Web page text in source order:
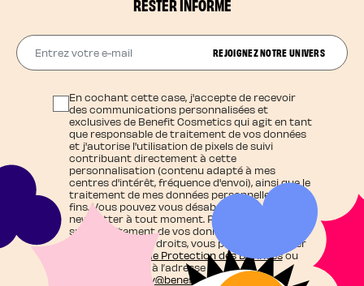
RESTER INFORMÉ
Entrez votre e-mail
REJOIGNEZ NOTRE UNIVERS
En cochant cette case, j'accepte de recevoir
des communications personnalisées et
exclusives de Benefit Cosmetics qui agit en tant
que responsable de traitement de vos données
et j'autorise l'utilisation de pixels de suivi
contribuant directement à cette
personnalisation (contenu adapté à mes
centres d'intérêt, fréquence d'envoi), ainsi que le
traitement de mes données personnelles à ces
fins. Vous pouvez vous désabonner de la
newsletter à tout moment. Pour en savoir plus
sur le traitement de vos données personnelles
ainsi que sur vos droits, vous pouvez consulter
Politique de Protection des Donnéesou
nous contacter à l’adresse
privacy@benefitcosmetics.com